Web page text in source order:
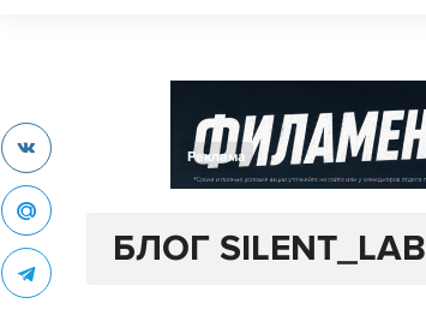
Реклама
БЛОГ SILENT_LAB